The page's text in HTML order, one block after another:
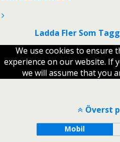
Ladda Fler Som
We use cookies to ensure
experience on our website. If
we will assume that you
Överst
Mobil